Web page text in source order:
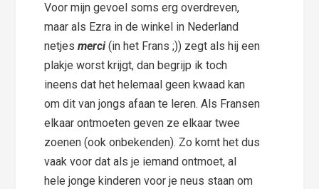
Voor mijn gevoel soms erg overdreven,
maar als Ezra in de winkel in Nederland
netjesmerci (in het Frans ;)) zegt als hij een
plakje worst krijgt, dan begrijp ik toch
ineens dat het helemaal geen kwaad kan
om dit van jongs afaan te leren. Als Fransen
elkaar ontmoeten geven ze elkaar twee
zoenen (ook onbekenden). Zo komt het dus
vaak voor dat als je iemand ontmoet, al
hele jonge kinderen voor je neus staan om